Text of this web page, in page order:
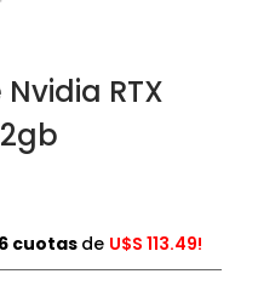
RTX
6 cuotas de U$S 113.49!